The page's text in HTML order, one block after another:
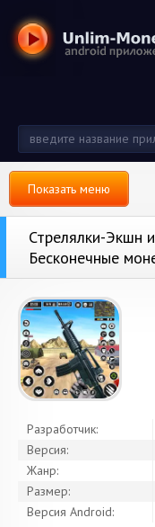
Показать меню
Стрелялки-Экшн
Бесконечные
Разработчик:
Версия:
Жанр:
Размер:
Версия Android: